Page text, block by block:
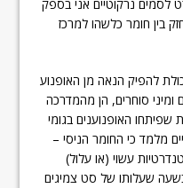
לסמים נרקוטיים אני בספק
בין חומר כלשהו למרכז
להפיק הנאה מן האופנוע
ומיני סוחרים, הן מהמדרכה
האופנוענים בגומי
מלמד כי החומר הניסי –
עשוי (או עלול)
מכך בשעה שעלותו של סט צמיגים